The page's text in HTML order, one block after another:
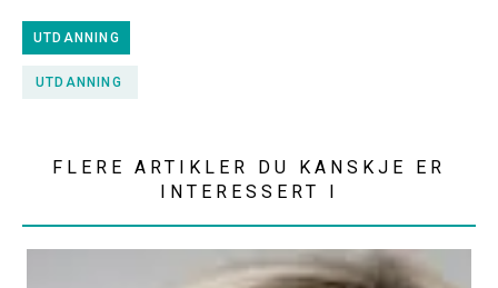
UTDANNING
UTDANNING
FLERE ARTIKLER DU KANSKJE ER
INTERESSERT I